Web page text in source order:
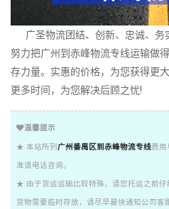
广圣物流团结、创新、忠诚、务
努力把广州到赤峰物流专线运输做
存力量。实惠的价格，为您获得更
更多时间，为您解决后顾之忧!
温馨提示
★ 本站所列 广州番禺区到赤峰物流专线费用
准请电话咨询。
★ 由于货运运输比较特殊，请您托运之前
货物需要临时存放，请尽早最快通知公司客